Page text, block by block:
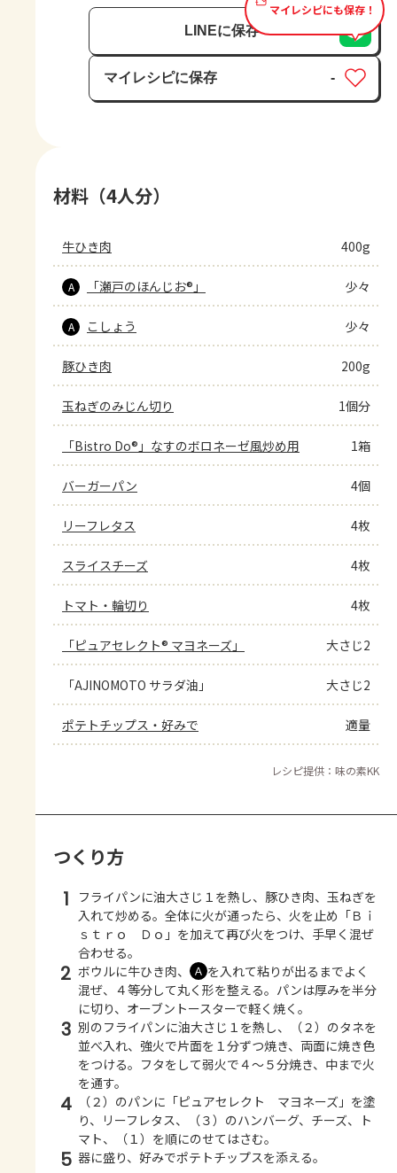
マイレシピにも保存！
LINEに保存
マイレシピに保存
保存済み
-
材料（4人分）
牛ひき肉 400g
A 「瀬戸のほんじお®」 少々
A こしょう 少々
豚ひき肉 200g
玉ねぎのみじん切り 1個分
「Bistro Do®」なすのボロネーゼ風炒め用 1箱
バーガーパン 4個
リーフレタス 4枚
スライスチーズ 4枚
トマト・輪切り 4枚
「ピュアセレクト® マヨネーズ」 大さじ2
「AJINOMOTO サラダ油」 大さじ2
ポテトチップス・好みで 適量
レシピ提供：味の素KK
つくり方
1
フライパンに油大さじ１を熱し、豚ひき肉、玉ねぎを
入れて炒める。全体に火が通ったら、火を止め「Ｂｉ
ｓｔｒｏ Ｄｏ」を加えて再び火をつけ、手早く混ぜ
合わせる。
2 ボウルに牛ひき肉、 Ａ を入れて粘りが出るまでよく
混ぜ、４等分して丸く形を整える。パンは厚みを半分
に切り、オーブントースターで軽く焼く。
3 別のフライパンに油大さじ１を熱し、（２）のタネを
並べ入れ、強火で片面を１分ずつ焼き、両面に焼き色
をつける。フタをして弱火で４～５分焼き、中まで火
を通す。
4
（２）のパンに「ピュアセレクト マヨネーズ」を塗
り、リーフレタス、（３）のハンバーグ、チーズ、ト
マト、（１）を順にのせてはさむ。
5 器に盛り、好みでポテトチップスを添える。